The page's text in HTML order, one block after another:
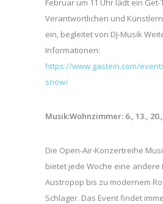
Verantwortlichen und
ein, begleitet von DJ-Musik
Informationen:
https://www.gastein.com/
snow/
Musik:Wohnzimmer: 6., 13.,
Die Open-Air-Konzertreihe
bietet jede Woche eine andere
Austropop bis zu modernem
Schlager. Das Event findet